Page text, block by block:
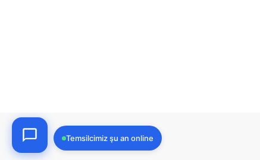
Temsilcimiz şu an online